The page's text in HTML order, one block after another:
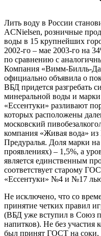
Лить воду в России
ACNielsen, розничные
воды в 15 крупнейших
2002-го – мае 2003-го на
по сравнению с
Компания «Вимм-Билль-
официально объявила о
ВБД придется разгребать
минеральной воды и марки
«Ессентуки» разливают
которых расположены
московский
компания «Живая вода» из
Предуралья. Доля марки
проявлениях) – 1,5%, а
является единственным
соответствует старому
«Ессентуки» №4 и №17
Не исключено, что со
принятие четких правил
(ВБД уже вступил в Союз
напитков). Не без участия
был принят ГОСТ на соки,